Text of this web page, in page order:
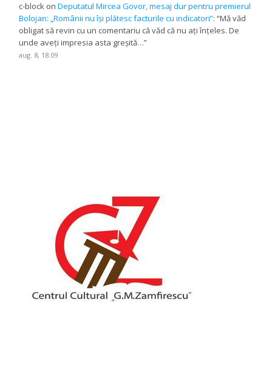
c-block onDeputatul Mircea Govor, mesaj dur pentru premierul
Bolojan: „Românii nu își plătesc facturile cu indicatori”: “Mă văd
obligat să revin cu un comentariu că văd că nu ați înțeles. De
unde aveți impresia asta greșită…”
aug. 8, 18:09